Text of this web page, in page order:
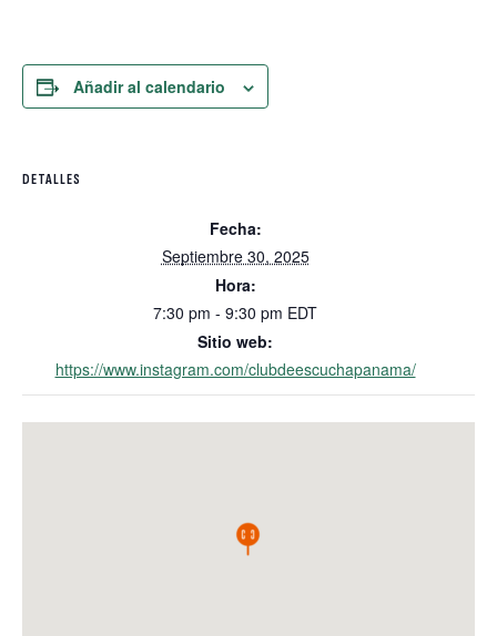
Añadir al calendario
DETALLES
Fecha:
Septiembre 30, 2025
Hora:
7:30 pm - 9:30 pm EDT
Sitio web:
https://www.instagram.com/clubdeescuchapanama/